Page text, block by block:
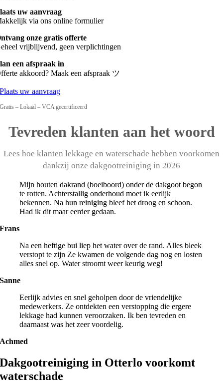
uw aanvraag
via ons online formulier
onze gratis offerte
vrijblijvend, geen verplichtingen
een afspraak in
akkoord? Maak een afspraak ツ
Plaats uw aanvraag
Gratis – Lokaal – VCA gecertificeerd
Tevreden klanten aan het woord
Lees hoe klanten lekkage en waterschade hebben voorkomen
dankzij onze dakgootreiniging in 2026
Mijn houten dakrand (boeiboord) onder de dakgoot begon
te rotten. Achterstallig onderhoud moet ik eerlijk
bekennen. Na hun reiniging bleef het droog en schoon.
Had ik dit maar eerder gedaan.
Frans
Na een heftige bui liep het water over de rand. Alles bleek
verstopt te zijn Ze kwamen de volgende dag nog en losten
alles snel op. Water stroomt weer keurig weg!
Sanne
Eerlijk advies en snel geholpen door de vriendelijke
medewerkers. Ze ontdekten een verstopping die ergere
lekkage had kunnen veroorzaken. Ik ben tevreden en
daarnaast was het zeer voordelig.
Achmed
Dakgootreiniging in Otterlo voorkomt
waterschade